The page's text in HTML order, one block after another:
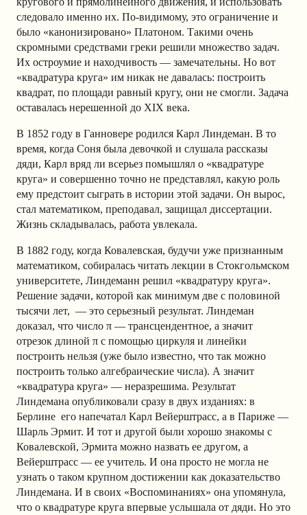
следовало именно их. По-видимому, это ограничение и
было «канонизировано» Платоном. Такими очень
скромными средствами греки решили множество задач.
Их остроумие и находчивость — замечательны. Но вот
«квадратура круга» им никак не давалась: построить
квадрат, по площади равный кругу, они не смогли. Задача
оставалась нерешенной до XIX века.
В 1852 году в Ганновере родился Карл Линдеман. В то
время, когда Соня была девочкой и слушала рассказы
дяди, Карл вряд ли всерьез помышлял о «квадратуре
круга» и совершенно точно не представлял, какую роль
ему предстоит сыграть в истории этой задачи. Он вырос,
стал математиком, преподавал, защищал диссертации.
Жизнь складывалась, работа увлекала.
В 1882 году, когда Ковалевская, будучи уже признанным
математиком, собиралась читать лекции в Стокгольмском
университете, Линдеманн решил «квадратуру круга».
Решение задачи, которой как минимум две с половиной
тысячи лет, — это серьезный результат. Линдеман
доказал, что число π — трансцендентное, а значит
отрезок длиной π с помощью циркуля и линейки
построить нельзя (уже было известно, что так можно
построить только алгебраические числа). А значит
«квадратура круга» — неразрешима. Результат
Линдемана опубликовали сразу в двух изданиях: в
Берлине его напечатал Карл Вейерштрасс, а в Париже —
Шарль Эрмит. И тот и другой были хорошо знакомы с
Ковалевской, Эрмита можно назвать ее другом, а
Вейерштрасс — ее учитель. И она просто не могла не
узнать о таком крупном достижении как доказательство
Линдемана. И в своих «Воспоминаниях» она упомянула,
что о квадратуре круга впервые услышала от дяди. Но это